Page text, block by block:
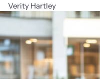
Verity Hartley